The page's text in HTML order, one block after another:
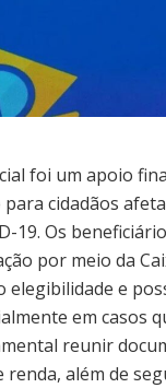
foi um apoio
cidadãos
19. Os
por meio da
elegibilidade e
em casos
reunir
renda, além de